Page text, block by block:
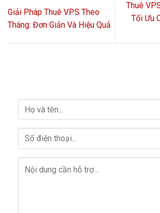
Giải Pháp Thuê VPS Theo
Tháng: Đơn Giản Và Hiệu Quả
Thuê
Tối Ưu